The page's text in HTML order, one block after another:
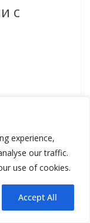
experience,
our traffic.
use of cookies.
Accept All
с